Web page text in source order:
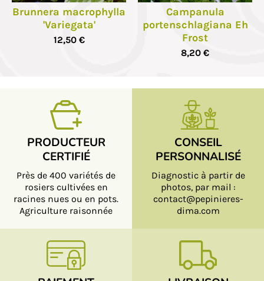
Brunnera macrophylla
'Variegata'
12,50 €
Campanula
portenschlagiana Eh
Frost
8,20 €
PRODUCTEUR
CERTIFIÉ
Près de 400 variétés de
rosiers cultivées en
racines nues ou en pots.
Agriculture raisonnée
CONSEIL
PERSONNALISÉ
Diagnostic à partir de
photos, par mail :
contact@pepinieres-
dima.com